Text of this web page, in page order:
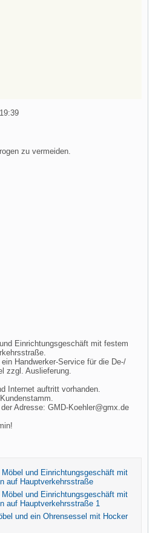
zu vermeiden.
Einrichtungsgeschäft mit festem
Handwerker-Service für die De-/
zzgl. Auslieferung.
Internet auftritt vorhanden.
Adresse: GMD-Koehler@gmx.de
und Einrichtungsgeschäft mit
auf Hauptverkehrsstraße
und Einrichtungsgeschäft mit
auf Hauptverkehrsstraße 1
und ein Ohrensessel mit Hocker